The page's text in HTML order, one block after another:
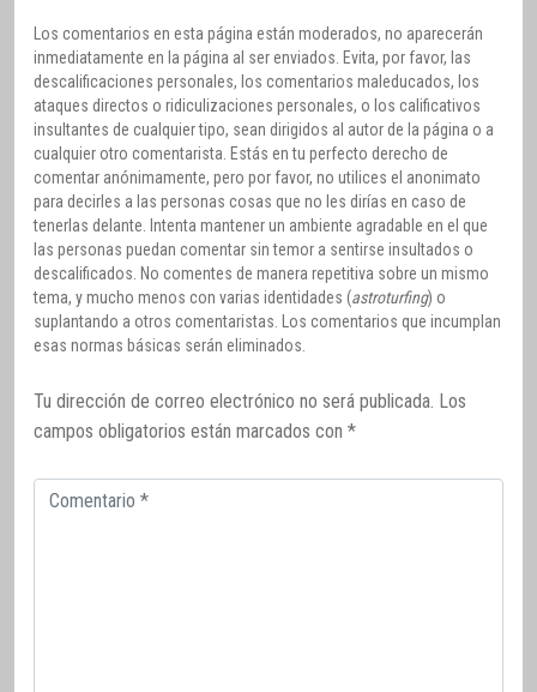
Los comentarios en esta página están moderados, no aparecerán
inmediatamente en la página al ser enviados. Evita, por favor, las
descalificaciones personales, los comentarios maleducados, los
ataques directos o ridiculizaciones personales, o los calificativos
insultantes de cualquier tipo, sean dirigidos al autor de la página o a
cualquier otro comentarista. Estás en tu perfecto derecho de
comentar anónimamente, pero por favor, no utilices el anonimato
para decirles a las personas cosas que no les dirías en caso de
tenerlas delante. Intenta mantener un ambiente agradable en el que
las personas puedan comentar sin temor a sentirse insultados o
descalificados. No comentes de manera repetitiva sobre un mismo
tema, y mucho menos con varias identidades (astroturfing) o
suplantando a otros comentaristas. Los comentarios que incumplan
esas normas básicas serán eliminados.
Tu dirección de correo electrónico no será publicada. Los
campos obligatorios están marcados con *
Comentario